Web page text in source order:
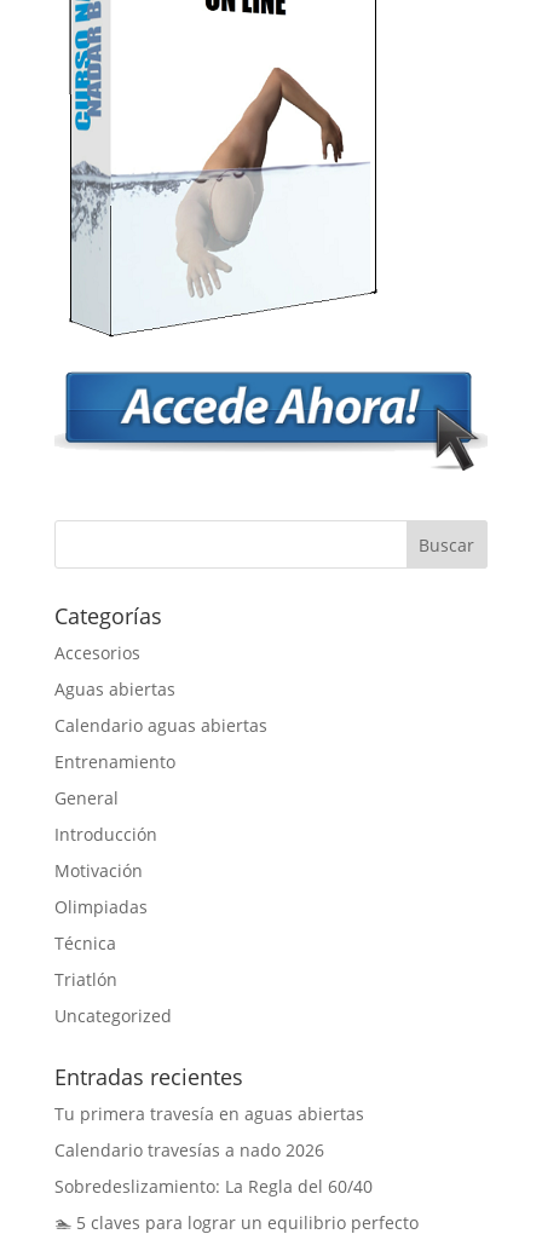
Categorías
Accesorios
Aguas abiertas
Calendario aguas abiertas
Entrenamiento
General
Introducción
Motivación
Olimpiadas
Técnica
Triatlón
Uncategorized
Entradas recientes
Tu primera travesía en aguas abiertas
Calendario travesías a nado 2026
Sobredeslizamiento: La Regla del 60/40
🏊 5 claves para lograr un equilibrio perfecto